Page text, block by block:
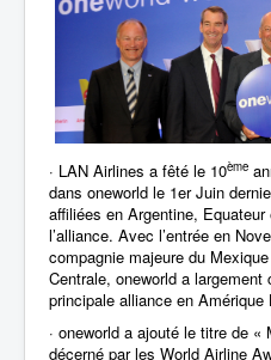
· LAN Airlines a fêté le 10ème
dans oneworld le 1er Juin
affiliées en Argentine,
l’alliance. Avec l’entrée en
compagnie majeure du
Centrale, oneworld a
principale alliance en Amérique
· oneworld a ajouté le titre de «
décerné par les World Airline